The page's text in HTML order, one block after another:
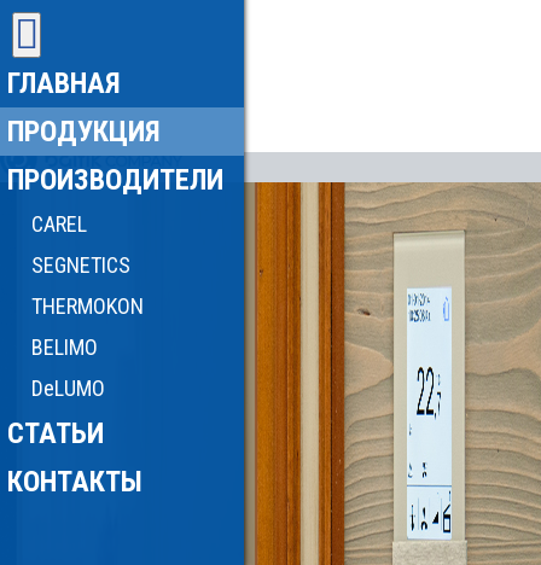
ГЛАВНАЯ
ПРОДУКЦИЯ
ПРОИЗВОДИТЕЛИ
CAREL
SEGNETICS
THERMOKON
BELIMO
DeLUMO
СТАТЬИ
КОНТАКТЫ